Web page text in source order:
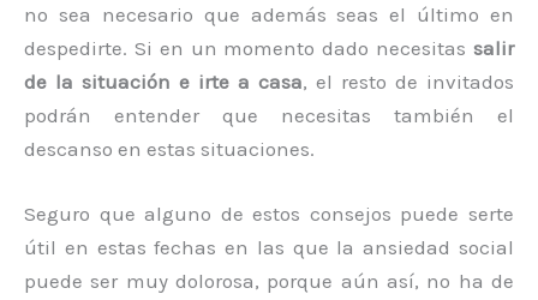
no sea necesario que además seas el último en
despedirte. Si en un momento dado necesitas salir
de la situación e irte a casa, el resto de invitados
podrán entender que necesitas también el
descanso en estas situaciones.
Seguro que alguno de estos consejos puede serte
útil en estas fechas en las que la ansiedad social
puede ser muy dolorosa, porque aún así, no ha de